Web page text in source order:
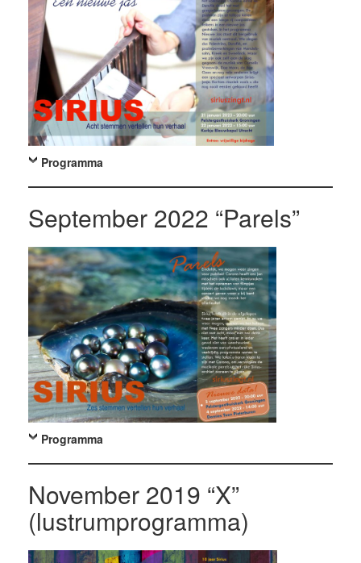
Programma
September 2022 “Parels”
Programma
November 2019 “X”
(lustrumprogramma)